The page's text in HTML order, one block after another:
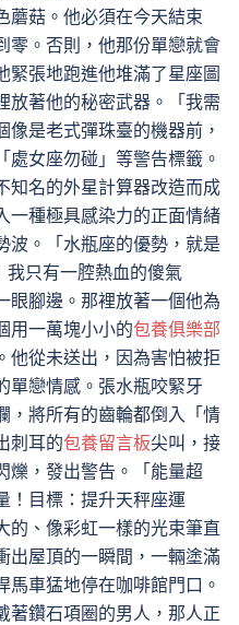
蘑菇。他必須在今天結束
零。否則，他那份單戀就會
緊張地跑進他堆滿了星座圖
放著他的秘密武器。「我需
是老式彈珠臺的機器前，
處女座勿碰」等警告標籤。
知名的外星計算器改造而成
一種極具感染力的正面情緒
波。「水瓶座的優勢，就是
只有一腔熱血的傻氣
眼腳邊。那裡放著一個他為
用一萬塊小小的包養俱樂部
他從未送出，因為害怕被拒
單戀情感。張水瓶咬緊牙
，將所有的齒輪都倒入「情
刺耳的包養留言板尖叫，接
爍，發出警告。「能量超
！目標：提升天秤座運
的、像彩虹一樣的光束筆直
出屋頂的一瞬間，一輛塗滿
馬車猛地停在咖啡館門口。
著鑽石項圈的男人，那人正